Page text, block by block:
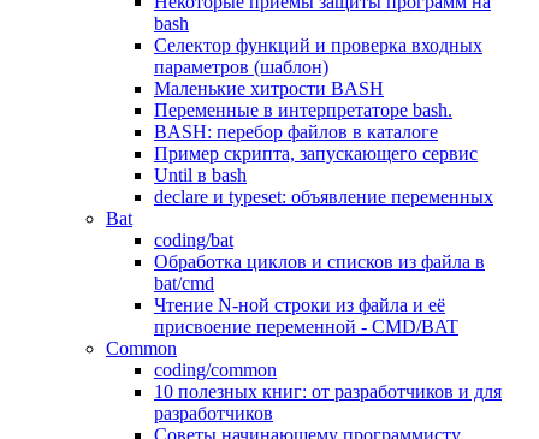
bash
Селектор функций и проверка входных
параметров (шаблон)
Маленькие хитрости BASH
Переменные в интерпретаторе bash.
BASH: перебор файлов в каталоге
Пример скрипта, запускающего сервис
Until в bash
declare и typeset: объявление переменных
Bat
coding/bat
Обработка циклов и списков из файла в
bat/cmd
Чтение N-ной строки из файла и её
присвоение переменной - CMD/BAT
Common
coding/common
10 полезных книг: от разработчиков и для
разработчиков
Советы начинающему программисту